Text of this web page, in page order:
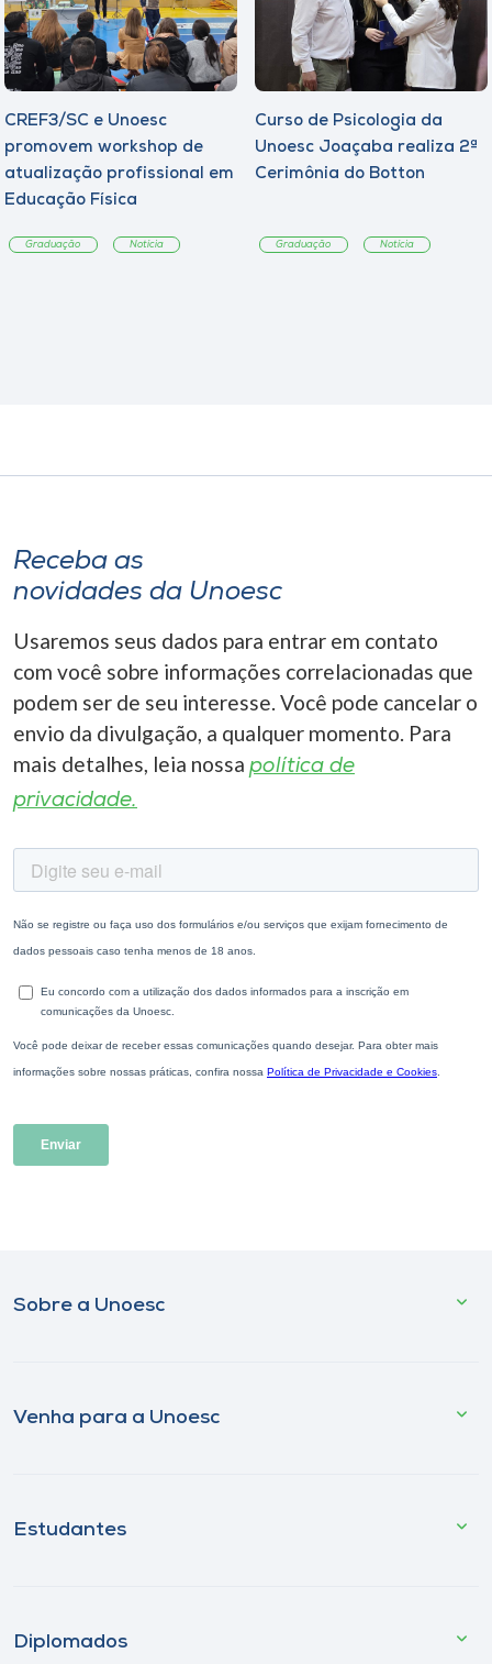
CREF3/SC e Unoesc
promovem workshop de
atualização profissional em
Educação Física
Graduação Notícia
Curso de Psicologia da
Unoesc Joaçaba realiza 2ª
Cerimônia do Botton
Graduação Notícia
Receba as
novidades da Unoesc
Usaremos seus dados para entrar em contato
com você sobre informações correlacionadas que
podem ser de seu interesse. Você pode cancelar o
envio da divulgação, a qualquer momento. Para
mais detalhes, leia nossa política de
privacidade.
Sobre a Unoesc
Venha para a Unoesc
Estudantes
Diplomados